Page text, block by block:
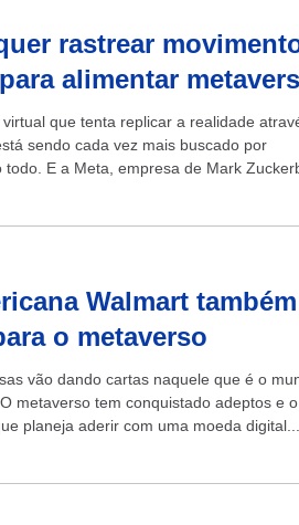
rastrear
alimentar
que tenta replicar a realidade
sendo cada vez mais buscado por
todo. E a Meta, empresa de Mark
Walmart
o metaverso
vão dando cartas naquele que é o
metaverso tem conquistado adeptos e
planeja aderir com uma moeda digital...